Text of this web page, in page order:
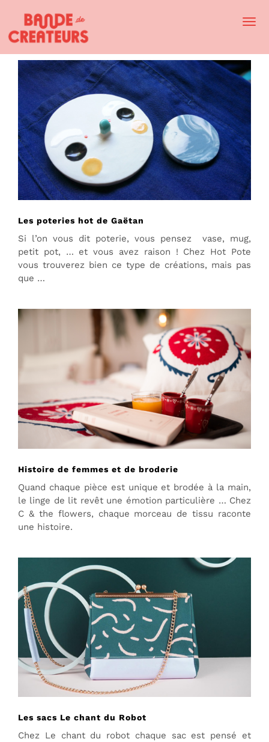
Les poteries hot de Gaëtan
Si l’on vous dit poterie, vous pensez vase, mug,
petit pot, … et vous avez raison ! Chez Hot Pote
vous trouverez bien ce type de créations, mais pas
que …
Histoire de femmes et de broderie
Quand chaque pièce est unique et brodée à la main,
le linge de lit revêt une émotion particulière … Chez
C & the flowers, chaque morceau de tissu raconte
une histoire.
Les sacs Le chant du Robot
Chez Le chant du robot chaque sac est pensé et